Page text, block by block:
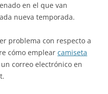
en el que van
nueva temporada.
problema con respecto a
cómo emplear camiseta
correo electrónico en